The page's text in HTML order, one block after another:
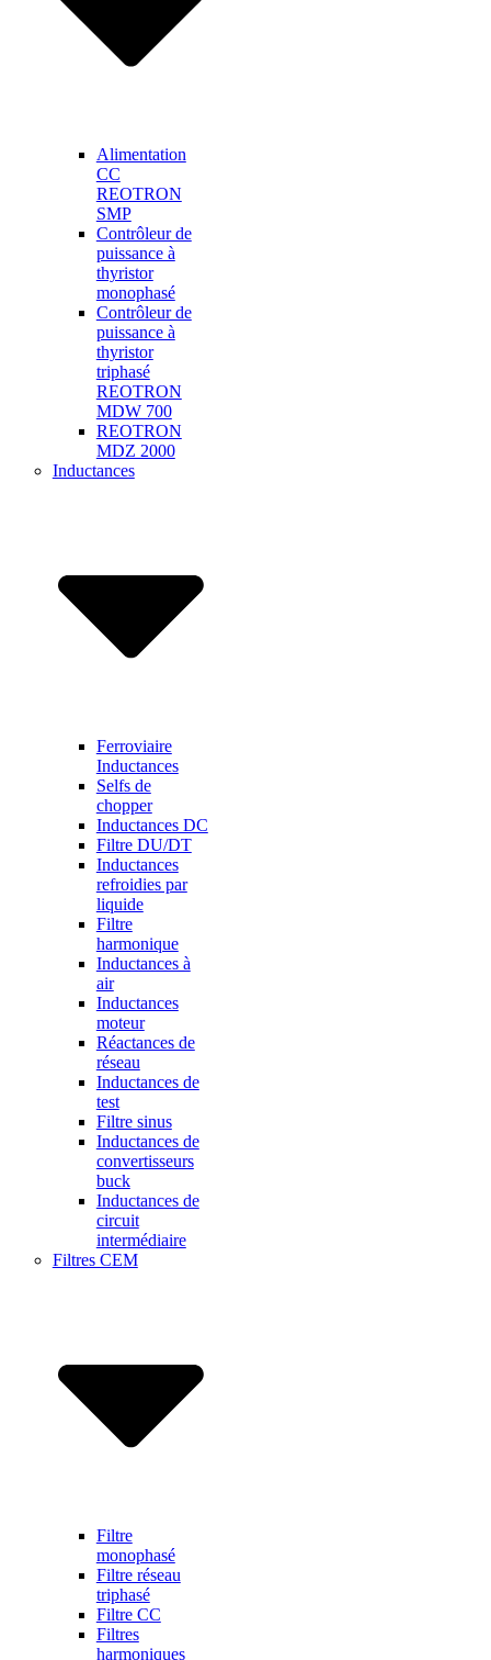
Alimentation
CC
REOTRON
SMP
Contrôleur de
puissance à
thyristor
monophasé
Contrôleur de
puissance à
thyristor
triphasé
REOTRON
MDW 700
REOTRON
MDZ 2000
Inductances
Ferroviaire
Inductances
Selfs de
chopper
Inductances DC
Filtre DU/DT
Inductances
refroidies par
liquide
Filtre
harmonique
Inductances à
air
Inductances
moteur
Réactances de
réseau
Inductances de
test
Filtre sinus
Inductances de
convertisseurs
buck
Inductances de
circuit
intermédiaire
Filtres CEM
Filtre
monophasé
Filtre réseau
triphasé
Filtre CC
Filtres
harmoniques